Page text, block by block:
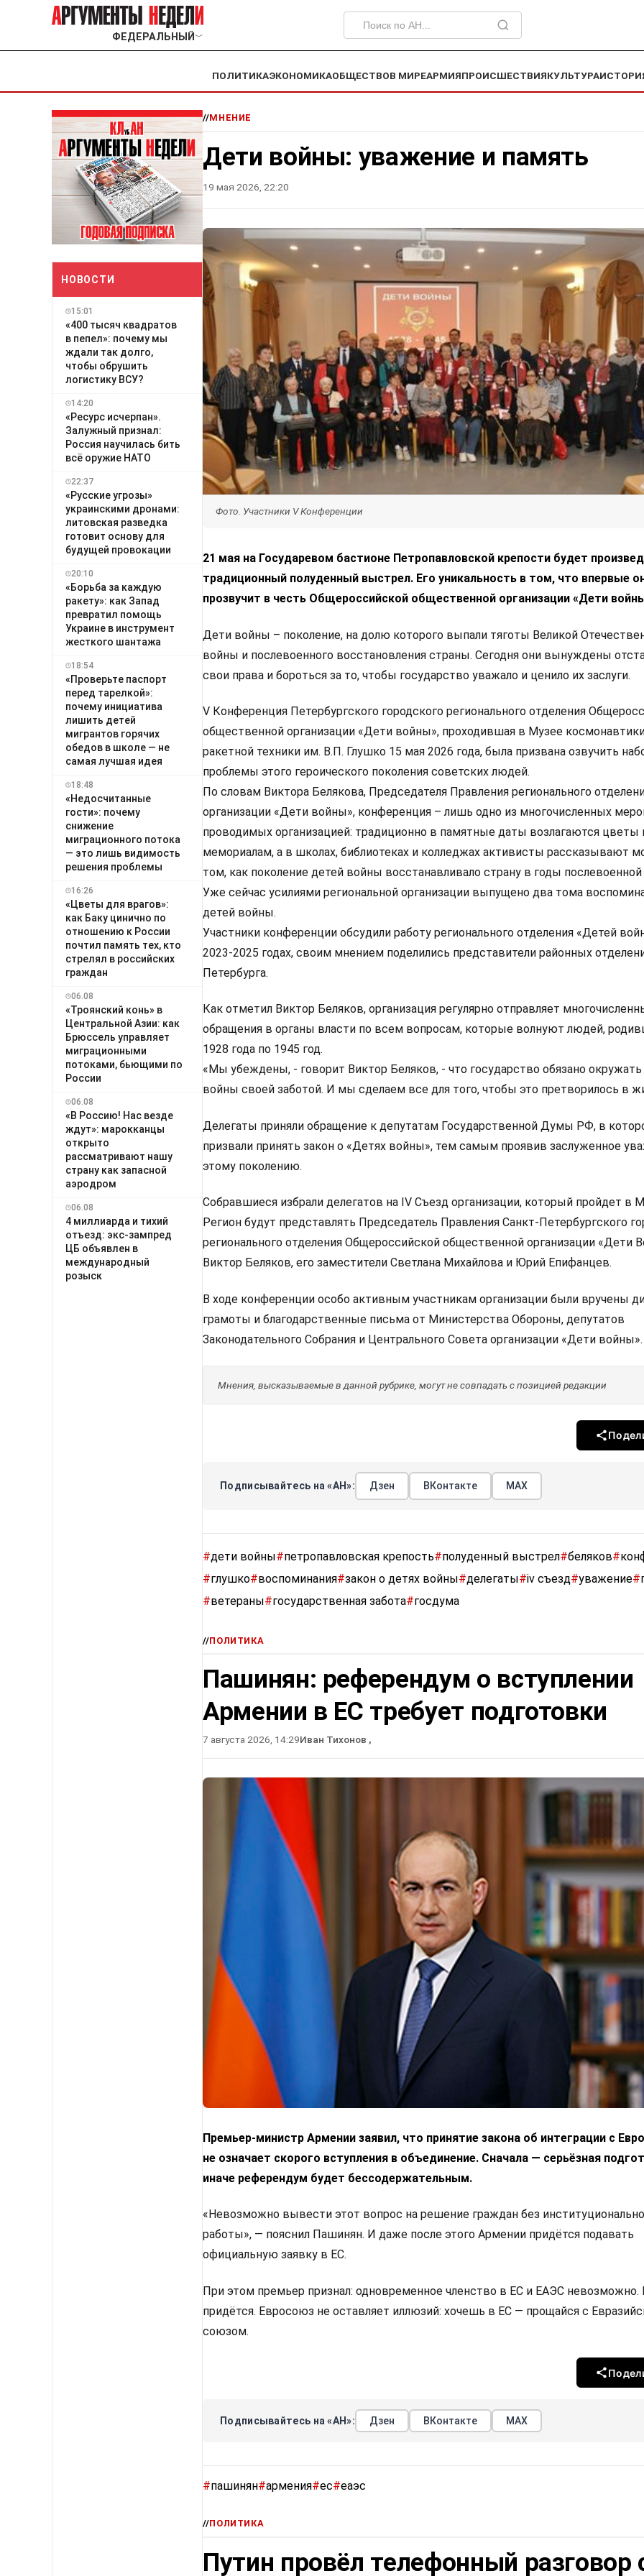
ФЕДЕРАЛЬНЫЙ ﹀
ПОЛИТИКАЭКОНОМИКАОБЩЕСТВОВ МИРЕАРМИЯПРОИСШЕСТВИЯКУЛЬТУРА
НОВОСТИ
15:01
«400 тысяч квадратов
в пепел»: почему мы
ждали так долго,
чтобы обрушить
логистику ВСУ?
14:20
«Ресурс исчерпан».
Залужный признал:
Россия научилась бить
всё оружие НАТО
22:37
«Русские угрозы»
украинскими дронами:
литовская разведка
готовит основу для
будущей провокации
20:10
«Борьба за каждую
ракету»: как Запад
превратил помощь
Украине в инструмент
жесткого шантажа
18:54
«Проверьте паспорт
перед тарелкой»:
почему инициатива
лишить детей
мигрантов горячих
обедов в школе — не
самая лучшая идея
18:48
«Недосчитанные
гости»: почему
снижение
миграционного потока
— это лишь видимость
решения проблемы
16:26
«Цветы для врагов»:
как Баку цинично по
отношению к России
почтил память тех, кто
стрелял в российских
граждан
06.08
«Троянский конь» в
Центральной Азии: как
Брюссель управляет
миграционными
потоками, бьющими по
России
06.08
«В Россию! Нас везде
ждут»: марокканцы
открыто
рассматривают нашу
страну как запасной
аэродром
06.08
4 миллиарда и тихий
отъезд: экс-зампред
ЦБ объявлен в
международный
розыск
//МНЕНИЕ
Дети войны: уважение и память
19 мая 2026, 22:20
Фото. Участники V Конференции
21 мая на Государевом бастионе Петропавловской крепости будет
традиционный полуденный выстрел. Его уникальность в том, что впервые
прозвучит в честь Общероссийской общественной организации «Дети
Дети войны – поколение, на долю которого выпали тяготы Великой
войны и послевоенного восстановления страны. Сегодня они вынуждены
свои права и бороться за то, чтобы государство уважало и ценило их заслуги.
V Конференция Петербургского городского регионального отделения
общественной организации «Дети войны», проходившая в Музее
ракетной техники им. В.П. Глушко 15 мая 2026 года, была призвана озвучить
проблемы этого героического поколения советских людей.
По словам Виктора Белякова, Председателя Правления регионального
организации «Дети войны», конференция – лишь одно из многочисленных
проводимых организацией: традиционно в памятные даты возлагаются цветы
мемориалам, а в школах, библиотеках и колледжах активисты рассказывают
том, как поколение детей войны восстанавливало страну в годы послевоенной
Уже сейчас усилиями региональной организации выпущено два тома
детей войны.
Участники конференции обсудили работу регионального отделения «Детей
2023-2025 годах, своим мнением поделились представители районных
Петербурга.
Как отметил Виктор Беляков, организация регулярно отправляет
обращения в органы власти по всем вопросам, которые волнуют людей,
1928 года по 1945 год.
«Мы убеждены, - говорит Виктор Беляков, - что государство обязано
войны своей заботой. И мы сделаем все для того, чтобы это претворилось в
Делегаты приняли обращение к депутатам Государственной Думы РФ, в
призвали принять закон о «Детях войны», тем самым проявив заслуженное
этому поколению.
Собравшиеся избрали делегатов на IV Съезд организации, который пройдет в
Регион будут представлять Председатель Правления Санкт-Петербургского
регионального отделения Общероссийской общественной организации «Дети
Виктор Беляков, его заместители Светлана Михайлова и Юрий Епифанцев.
В ходе конференции особо активным участникам организации были вручены
грамоты и благодарственные письма от Министерства Обороны, депутатов
Законодательного Собрания и Центрального Совета организации «Дети войны».
Мнения, высказываемые в данной рубрике, могут не совпадать с позицией редакции
Подписывайтесь на «АН»: Дзен ВКонтакте МАХ
#дети войны#петропавловская крепость#полуденный выстрел#беляков#
#глушко#воспоминания#закон о детях войны#делегаты#iv съезд#уважение#
#ветераны#государственная забота#госдума
//ПОЛИТИКА
Пашинян: референдум о вступлении
Армении в ЕС требует подготовки
7 августа 2026, 14:29Иван Тихонов ,
Премьер-министр Армении заявил, что принятие закона об интеграции с
не означает скорого вступления в объединение. Сначала — серьёзная
иначе референдум будет бессодержательным.
«Невозможно вывести этот вопрос на решение граждан без
работы», — пояснил Пашинян. И даже после этого Армении придётся подавать
официальную заявку в ЕС.
При этом премьер признал: одновременное членство в ЕС и ЕАЭС невозможно.
придётся. Евросоюз не оставляет иллюзий: хочешь в ЕС — прощайся с
союзом.
Подписывайтесь на «АН»: Дзен ВКонтакте МАХ
#пашинян#армения#ес#еаэс
//ПОЛИТИКА
Путин провёл телефонный разговор